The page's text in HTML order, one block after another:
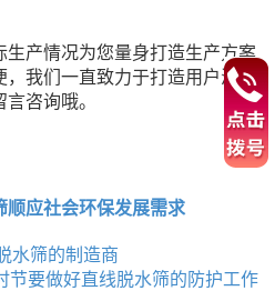
生产情况为您量身打造生产方案
，我们一直致力于打造用户满意
咨询哦。
顺应社会环保发展需求
水筛的制造商
节要做好直线脱水筛的防护工作